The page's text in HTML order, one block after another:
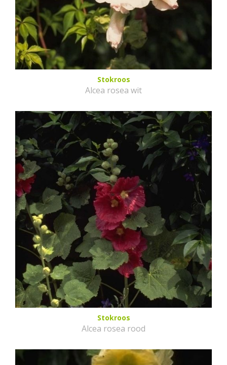
Stokroos
Alcea rosea wit
Stokroos
Alcea rosea rood